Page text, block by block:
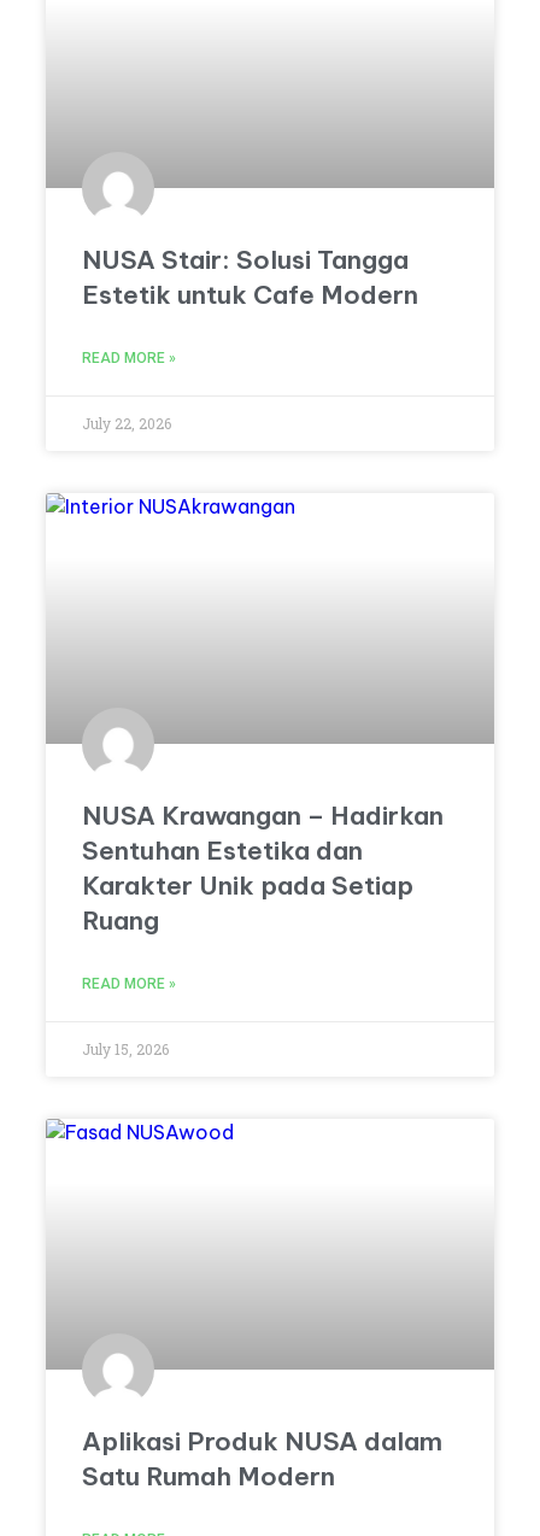
NUSA Stair: Solusi Tangga
Estetik untuk Cafe Modern
READ MORE »
July 22, 2026
NUSA Krawangan – Hadirkan
Sentuhan Estetika dan
Karakter Unik pada Setiap
Ruang
READ MORE »
July 15, 2026
Aplikasi Produk NUSA dalam
Satu Rumah Modern